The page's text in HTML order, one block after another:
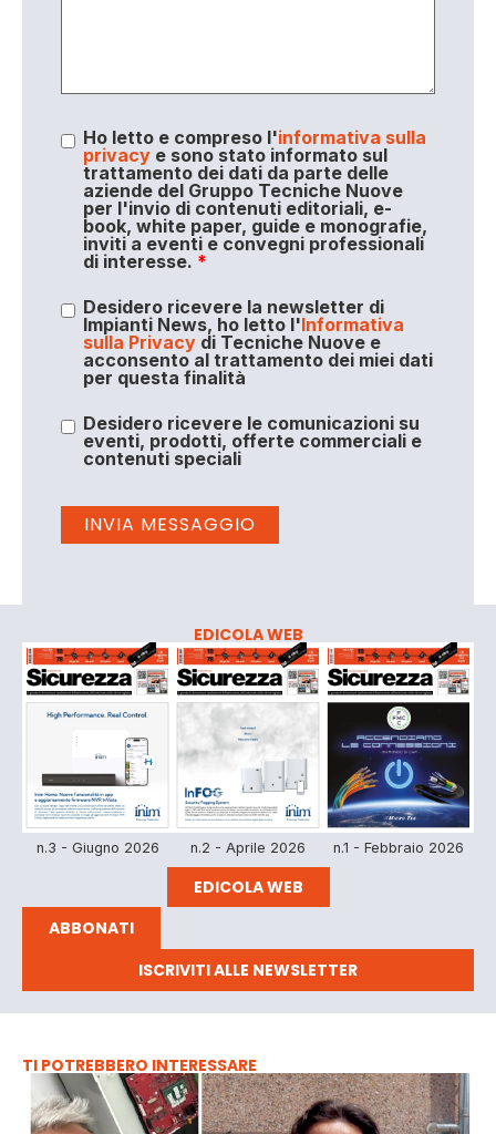
Ho letto e compreso l'informativa sulla
privacye sono stato informato sul
trattamento dei dati da parte delle
aziende del Gruppo Tecniche Nuove
per l'invio di contenuti editoriali, e-
book, white paper, guide e monografie,
inviti a eventi e convegni professionali
di interesse. *
Desidero ricevere la newsletter di
Impianti News, ho letto l'Informativa
sulla Privacydi Tecniche Nuove e
acconsento al trattamento dei miei dati
per questa finalità
Desidero ricevere le comunicazioni su
eventi, prodotti, offerte commerciali e
contenuti speciali
EDICOLA WEB
n.3 - Giugno 2026 n.2 - Aprile 2026 n.1 - Febbraio 2026
EDICOLA WEB
ABBONATI
ISCRIVITI ALLE NEWSLETTER
TI POTREBBERO INTERESSARE